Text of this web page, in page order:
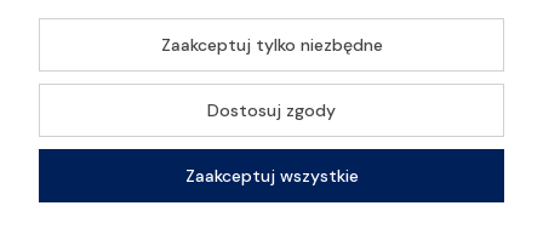
Szablon Master byEcommercy
Pokaż pełną wersję strony
Sklep internetowy Shoper Premium
Zaakceptuj tylko niezbędne
Dostosuj zgody
Zaakceptuj wszystkie